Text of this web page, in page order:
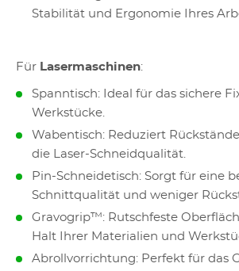
Stabilität und Ergonomie Ihres
Für Lasermaschinen:
Spanntisch: Ideal für das sichere
Werkstücke.
Wabentisch: Reduziert
die Laser-Schneidqualität.
Pin-Schneidetisch: Sorgt für eine
Schnittqualität und weniger
Gravogrip™: Rutschfeste
Halt Ihrer Materialien und
Abrollvorrichtung: Perfekt für das